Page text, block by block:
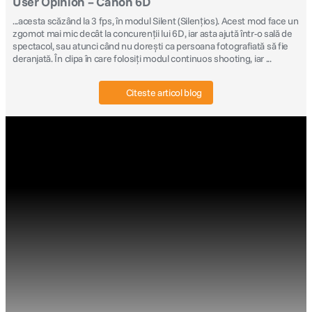
...acesta scăzând la 3 fps, în modul Silent (Silenţios). Acest mod face un
zgomot mai mic decât la concurenţii lui 6D, iar asta ajută într-o sală de
spectacol, sau atunci când nu doreşti ca persoana fotografiată să fie
deranjată. În clipa în care folosiţi modul continuos shooting, iar ...
Citeste articol blog